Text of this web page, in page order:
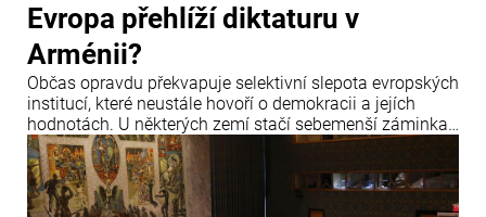
Evropa přehlíží diktaturu v
Arménii?
Občas opravdu překvapuje selektivní slepota evropských
institucí, které neustále hovoří o demokracii a jejích
hodnotách. U některých zemí stačí sebemenší záminka,
aby zazněla obvinění, hrozby sankcemi a hlasitá
prohlášení o krizi demokracie.